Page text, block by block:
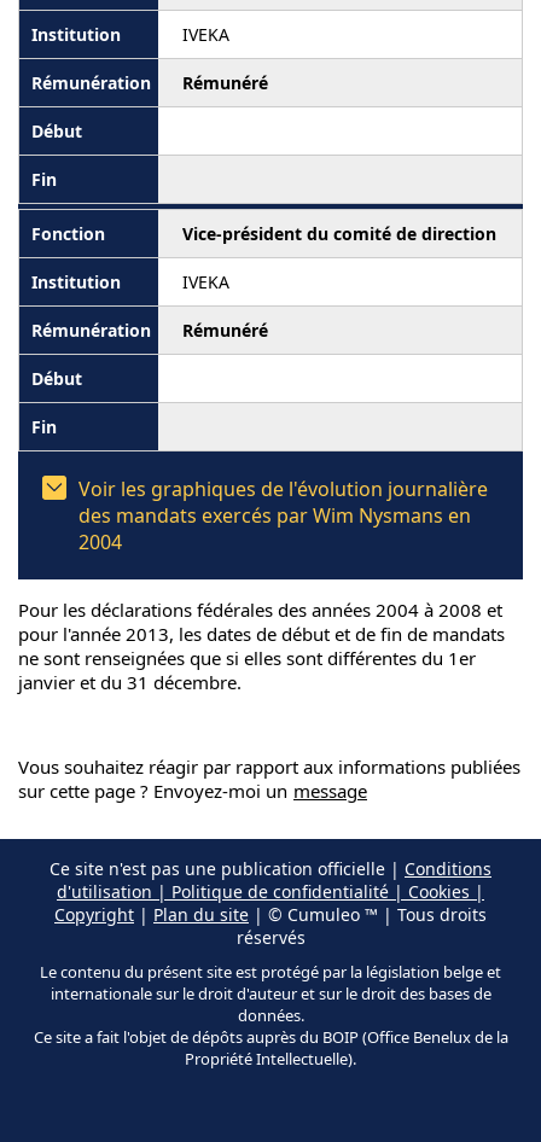
IVEKA
Rémunéré
Vice-président du comité de direction
IVEKA
Rémunéré
Voir les graphiques de l'évolution journalière
des mandats exercés par Wim Nysmans en
2004
Pour les déclarations fédérales des années 2004 à 2008 et
pour l'année 2013, les dates de début et de fin de mandats
ne sont renseignées que si elles sont différentes du 1er
janvier et du 31 décembre.
Vous souhaitez réagir par rapport aux informations publiées
sur cette page ? Envoyez-moi un message
Ce site n'est pas une publication officielle | Conditions
d'utilisation | Politique de confidentialité | Cookies |
Copyright | Plan du site | © Cumuleo ™ | Tous droits
réservés
Le contenu du présent site est protégé par la législation belge et
internationale sur le droit d'auteur et sur le droit des bases de
données.
Ce site a fait l'objet de dépôts auprès du BOIP (Office Benelux de la
Propriété Intellectuelle).